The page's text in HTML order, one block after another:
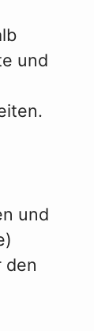
und
und
den